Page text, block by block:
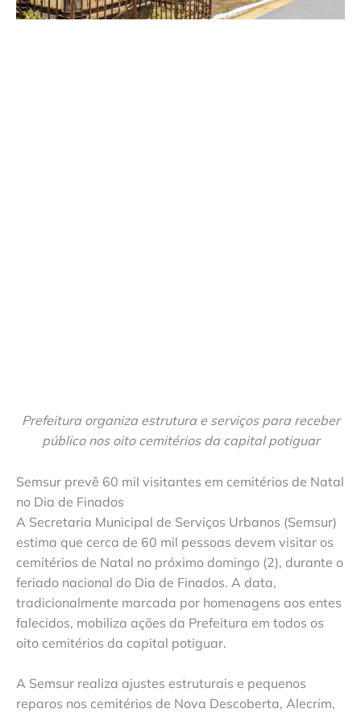
Prefeitura organiza estrutura e serviços para receber
público nos oito cemitérios da capital potiguar
Semsur prevê 60 mil visitantes em cemitérios de Natal
no Dia de Finados
A Secretaria Municipal de Serviços Urbanos (Semsur)
estima que cerca de 60 mil pessoas devem visitar os
cemitérios de Natal no próximo domingo (2), durante o
feriado nacional do Dia de Finados. A data,
tradicionalmente marcada por homenagens aos entes
falecidos, mobiliza ações da Prefeitura em todos os
oito cemitérios da capital potiguar.
A Semsur realiza ajustes estruturais e pequenos
reparos nos cemitérios de Nova Descoberta, Alecrim,